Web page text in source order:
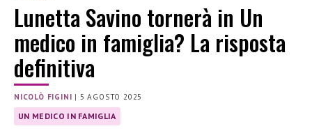
Lunetta Savino tornerà in Un
medico in famiglia? La risposta
definitiva
NICOLÒ FIGINI | 5 AGOSTO 2025
UN MEDICO IN FAMIGLIA